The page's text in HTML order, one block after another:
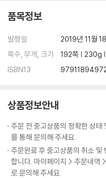
나는 무한한 가능성을 갖고 있다
나는 과거의 내가 아니다
호기심을 잃지 말자
새로운 것을 배우는 것이 즐겁다
더 많이 도전할 것이다
항상 긍정적인 말을 사용한다
단순하게 바라보자
나는 열정적으로 활동한다
3장 나답게 성장해가기
품목정보
발행일
2019년 11월
쪽수, 무게, 크기
192쪽 | 230g
ISBN13
상품정보안내
주문 전 중고상품의 정확한 상
를 통해 문의해 주세요.
주문완료 후 중고상품의 취소 및
합니다. 마이페이지 > 주문내역
로 문의해 주세요.